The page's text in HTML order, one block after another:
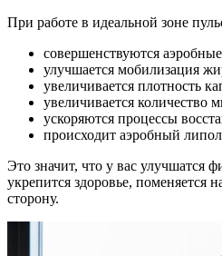
При работе в идеальной зоне
совершенствуются
улучшается мобилизация
увеличивается плотность
увеличивается количество
ускоряются процессы
происходит аэробный
Это значит, что у вас улучшатся
укрепится здоровье, поменяется
сторону.